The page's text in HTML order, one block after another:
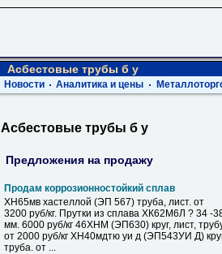
Асбестовые трубы б у
Новости Аналитика и цены
Асбестовые трубы б у
Предложения на продажу
Продам коррозионностойкий сплав
ХН65мв хастеллой (ЭП 567) труба, лист. от
3200 руб/кг. Прутки из сплава ХК62М6Л ? 34 -
мм. 6000 руб/кг 46ХНМ (ЭП630) круг, лист,
от 2000 руб/кг ХН40мдтю уи д (ЭП543УИ Д)
труба. от ...